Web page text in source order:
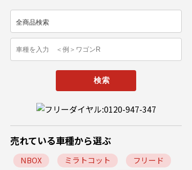
売れている車種から選ぶ
NBOX ミラトコット
フリード